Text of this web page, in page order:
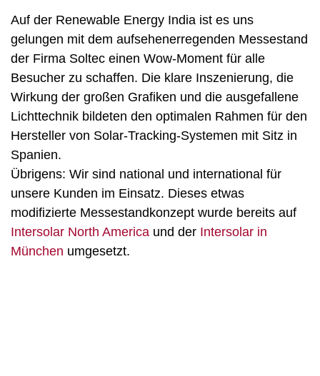
Auf der Renewable Energy India ist es uns
gelungen mit dem aufsehenerregenden Messestand
der Firma Soltec einen Wow-Moment für alle
Besucher zu schaffen. Die klare Inszenierung, die
Wirkung der großen Grafiken und die ausgefallene
Lichttechnik bildeten den optimalen Rahmen für den
Hersteller von Solar-Tracking-Systemen mit Sitz in
Spanien.
Übrigens: Wir sind national und international für
unsere Kunden im Einsatz. Dieses etwas
modifizierte Messestandkonzept wurde bereits auf
Intersolar North America und der Intersolar in
München umgesetzt.